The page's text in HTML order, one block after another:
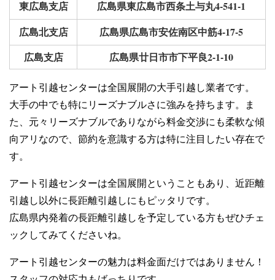
東広島支店
広島県東広島市西条土与丸4-541-1
広島北支店
広島県広島市安佐南区中筋4-17-5
広島支店
広島県廿日市市下平良2-1-10
アート引越センターは全国展開の大手引越し業者です。
大手の中でも特にリーズナブルさに強みを持ちます。ま
た、元々リーズナブルでありながら料金交渉にも柔軟な傾
向アリなので、節約を意識する方は特に注目したい存在で
す。
アート引越センターは全国展開ということもあり、近距離
引越し以外に長距離引越しにもピッタリです。
広島県内発着の長距離引越しを予定している方もぜひチェ
ックしてみてくださいね。
アート引越センターの魅力は料金面だけではありません！